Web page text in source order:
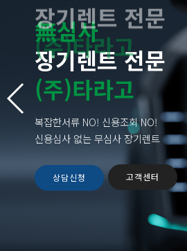
無심사
장기렌트 전문
(주)타라고
복잡한서류 NO! 신용조회 NO!
신용심사 없는 무심사 장기렌트
상담신청 고객센터
無심사
장기렌트 전문
(주)타라고
내 차 마련의 가장
스마트한 해답 장기렌트
대여해드리는 타라고 렌트카
(주)타라고
저신용 장기렌트
높은 금리와 엄격한 기준의
고객님들께 (주)타라고 렌트카는
無심사 장기렌트카를 보다
쉽고 빠르게 제공 해드리고 있습니다.